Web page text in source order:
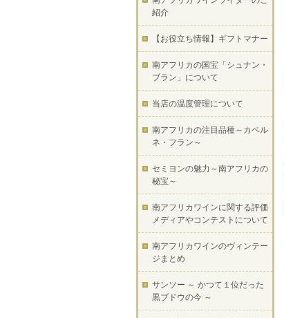
紹介
【お役立ち情報】ギフトマナー
南アフリカの国宝「シュナン・
ブラン」について
当店の温度管理について
南アフリカの注目品種～カベル
ネ・フラン～
セミヨンの魅力～南アフリカの
秘宝～
南アフリカワインに関する評価
メディアやコンテストについて
南アフリカワインのヴィンテー
ジまとめ
サンソー ～ かつて１位だった
黒ブドウの今 ～